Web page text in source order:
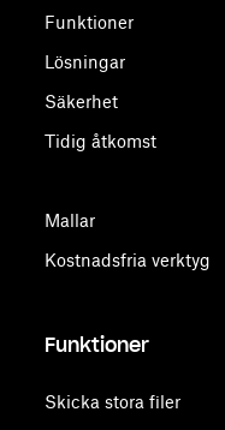
Funktioner
Lösningar
Säkerhet
Tidig åtkomst
Mallar
Kostnadsfria verktyg
Funktioner
Skicka stora filer